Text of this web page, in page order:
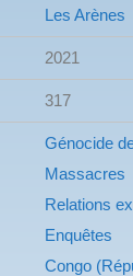
Les Arènes
2021
317
Génocide
Massacres
Relations
Enquêtes
Congo